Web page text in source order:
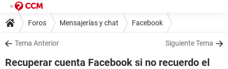
Foros Mensajerías y chat Facebook
Tema Anterior Siguiente Tema
Recuperar cuenta Facebook si no recuerdo el